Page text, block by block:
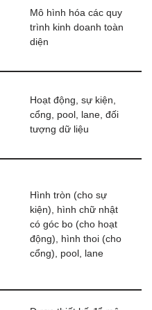
Mô hình hóa các quy
trình kinh doanh toàn
diện
Hoạt động, sự kiện,
cổng, pool, lane, đối
tượng dữ liệu
Hình tròn (cho sự
kiện), hình chữ nhật
có góc bo (cho hoạt
động), hình thoi (cho
cổng), pool, lane